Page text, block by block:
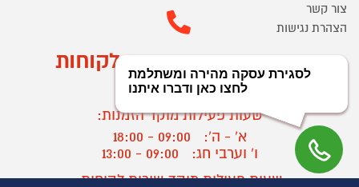
צור קשר
הצהרת נגישות
מוקד הזמנות ושירות לקוחות
03-9545370
שעות פעילות מוקד הזמנות:
א' - ה':
09:00 - 18:00
ו' וערבי חג:
09:00 - 13:00
שעות פעילות מוקד שירות לקוחות: